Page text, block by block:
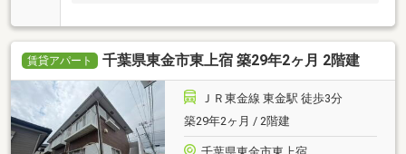
賃貸アパート 千葉県東金市東上宿 築29年2ヶ月 2階建
ＪＲ東金線 東金駅 徒歩3分
築29年2ヶ月 / 2階建